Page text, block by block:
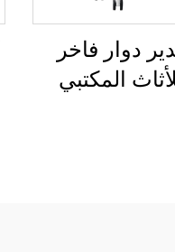
دوار فاخر
المكتبي